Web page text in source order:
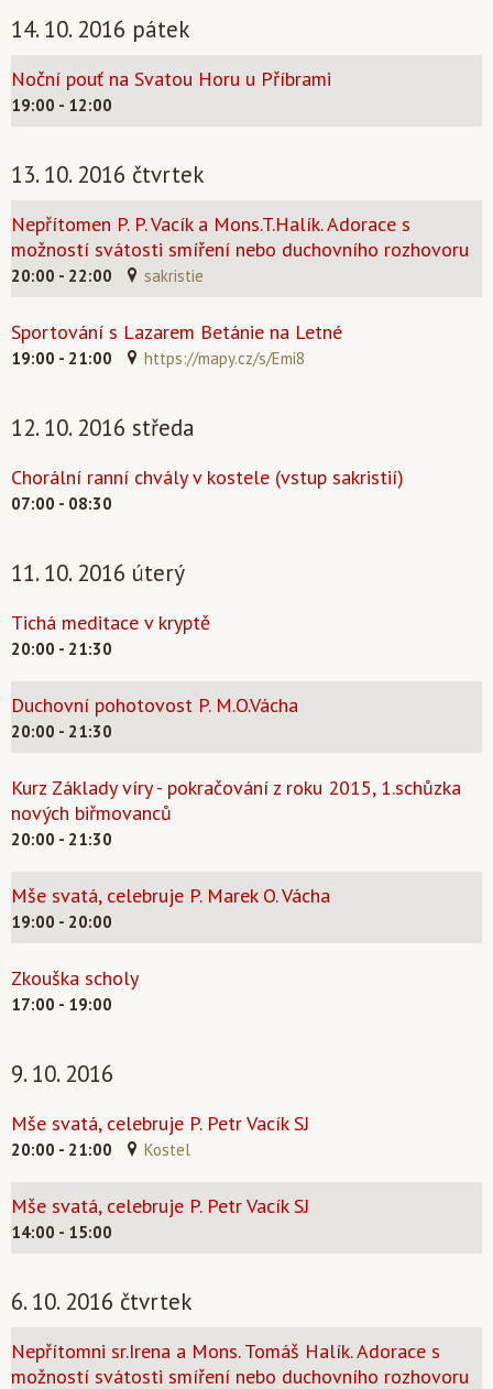
14. 10. 2016 pátek
Noční pouť na Svatou Horu u Příbrami
19:00 - 12:00
13. 10. 2016 čtvrtek
Nepřítomen P. P. Vacík a Mons.T.Halík. Adorace s
možností svátosti smíření nebo duchovního rozhovoru
20:00 - 22:00 sakristie
Sportování s Lazarem Betánie na Letné
19:00 - 21:00 https://mapy.cz/s/Emi8
12. 10. 2016 středa
Chorální ranní chvály v kostele (vstup sakristií)
07:00 - 08:30
11. 10. 2016 úterý
Tichá meditace v kryptě
20:00 - 21:30
Duchovní pohotovost P. M.O.Vácha
20:00 - 21:30
Kurz Základy víry - pokračování z roku 2015, 1.schůzka
nových biřmovanců
20:00 - 21:30
Mše svatá, celebruje P. Marek O. Vácha
19:00 - 20:00
Zkouška scholy
17:00 - 19:00
9. 10. 2016
Mše svatá, celebruje P. Petr Vacík SJ
20:00 - 21:00 Kostel
Mše svatá, celebruje P. Petr Vacík SJ
14:00 - 15:00
6. 10. 2016 čtvrtek
Nepřítomni sr.Irena a Mons. Tomáš Halík. Adorace s
možností svátosti smíření nebo duchovního rozhovoru